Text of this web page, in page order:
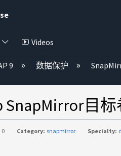
Videos
9 数据保护
目标
0 Category: snapmirror Specialty: